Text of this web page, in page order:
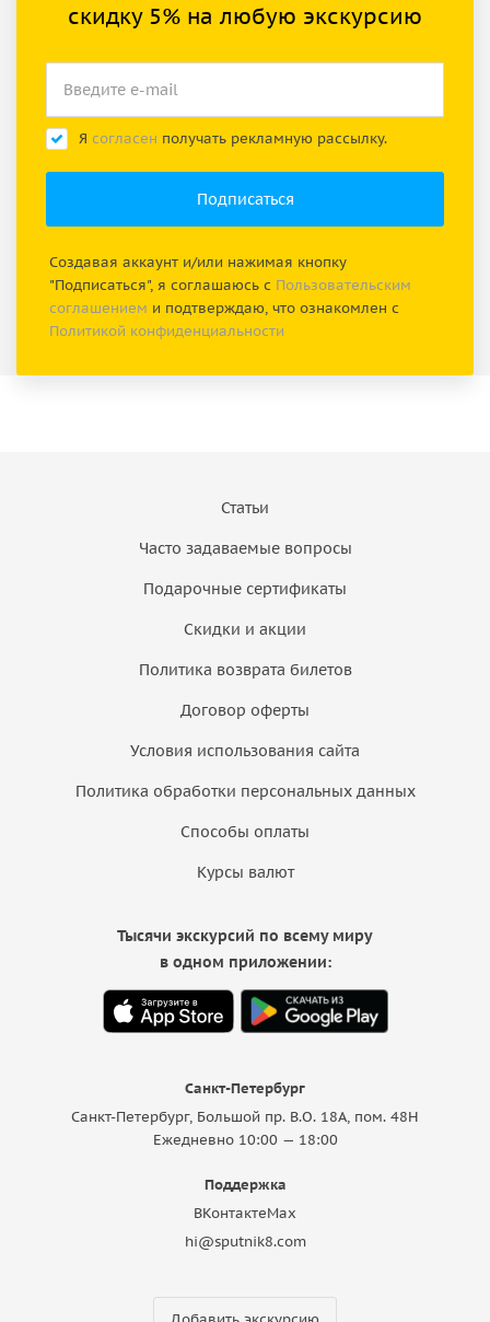
скидку 5% на любую экскурсию
Я согласен получать рекламную рассылку.
Создавая аккаунт и/или нажимая кнопку
"Подписаться", я соглашаюсь с Пользовательским
соглашением и подтверждаю, что ознакомлен с
Политикой конфиденциальности
Статьи
Часто задаваемые вопросы
Подарочные сертификаты
Скидки и акции
Политика возврата билетов
Договор оферты
Условия использования сайта
Политика обработки персональных данных
Способы оплаты
Курсы валют
Санкт-Петербург
Санкт-Петербург, Большой пр. В.О. 18A, пом. 48Н
Ежедневно 10:00 — 18:00
Поддержка
ВКонтактеMax
hi@sputnik8.com
Тысячи экскурсий по всему миру
в одном приложении: